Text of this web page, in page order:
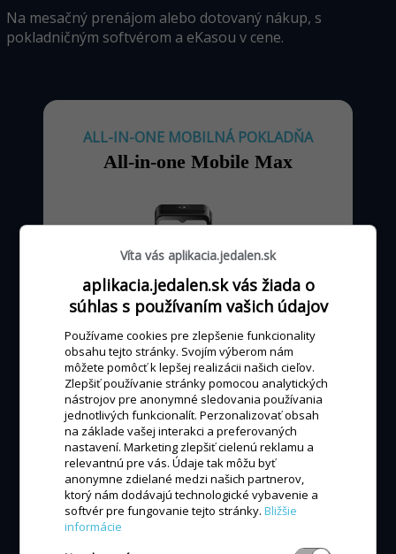
Na mesačný prenájom alebo dotovaný nákup, s
pokladničným softvérom a eKasou v cene.
ALL-IN-ONE MOBILNÁ POKLADŇA
All-in-one Mobile Max
od 0 - 24 € mesačne
podľa výšky obratu kartou
MÁM ZÁUJEM
Víta vás aplikacia.jedalen.sk
aplikacia.jedalen.sk vás žiada o
súhlas s používaním vašich údajov
Používame cookies pre zlepšenie funkcionality
obsahu tejto stránky. Svojím výberom nám
môžete pomôcť k lepšej realizácii našich cieľov.
Zlepšiť používanie stránky pomocou analytických
nástrojov pre anonymné sledovania používania
jednotlivých funkcionalít. Perzonalizovať obsah
na základe vašej interakci a preferovaných
nastavení. Marketing zlepšiť cielenú reklamu a
relevantnú pre vás. Údaje tak môžu byť
anonymne zdielané medzi našich partnerov,
ktorý nám dodávajú technologické vybavenie a
softvér pre fungovanie tejto stránky.Bližšie
informácie